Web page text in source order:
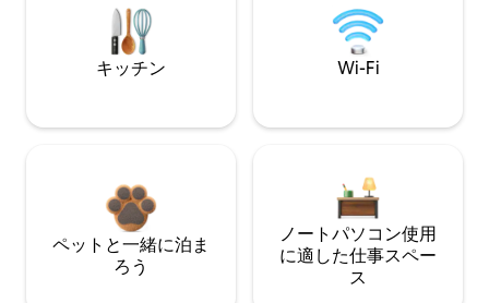
キッチン Wi-Fi
ペットと一緒に泊ま
ろう
ノートパソコン使用
に適した仕事スペー
ス